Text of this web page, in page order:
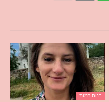
בנות חמות